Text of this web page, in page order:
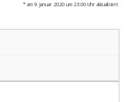
* am 9. Januar 2020 um 23:00 Uhr aktualisiert